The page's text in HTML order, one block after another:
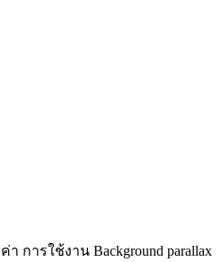
า การใช้งาน Background parallax